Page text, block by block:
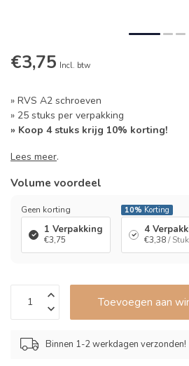
€3,75 Incl. btw
» RVS A2 schroeven
» 25 stuks per verpakking
» Koop 4 stuks krijg 10% korting!
Lees meer.
Volume voordeel
Geen korting
1 Verpakking
€3,75
10% Korting
4
€3,38/ Stuk
Toevoegen aan
Binnen 1-2 werkdagen verzonden!